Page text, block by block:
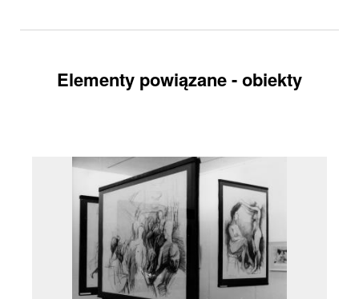
Elementy powiązane - obiekty